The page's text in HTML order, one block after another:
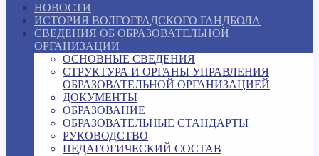
НОВОСТИ
ИСТОРИЯ ВОЛГОГРАДСКОГО ГАНДБОЛА
СВЕДЕНИЯ ОБ ОБРАЗОВАТЕЛЬНОЙ
ОРГАНИЗАЦИИ
ОСНОВНЫЕ СВЕДЕНИЯ
СТРУКТУРА И ОРГАНЫ УПРАВЛЕНИЯ
ОБРАЗОВАТЕЛЬНОЙ ОРГАНИЗАЦИЕЙ
ДОКУМЕНТЫ
ОБРАЗОВАНИЕ
ОБРАЗОВАТЕЛЬНЫЕ СТАНДАРТЫ
РУКОВОДСТВО
ПЕДАГОГИЧЕСКИЙ СОСТАВ